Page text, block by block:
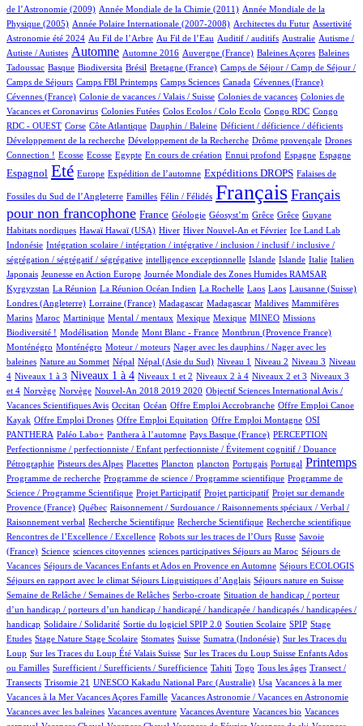
de l’Astronomie (2009)
3/998 Année Mondiale de la Chimie (2011)
15/998
Année Mondiale de la
Physique (2005)
5/998 Année Polaire Internationale (2007-2008)
5/998 Architectes du Futur
1/998 Assertivité
62/998
Astronomie été 2024
23/998 Au Fil de l’Arbre
16/998 Au Fil de l’Eau
1/998 Auditif / auditifs
3/998 Australie
1/998
Autisme /
Autiste / Autistes
460/998 Automne
3/998 Automne 2016
5/998 Auvergne (France)
1/998 Baleines Açores
2/998
Baleines
Tadoussac
1/998 Basque
103/998 Biodiversita
1/998 Brésil
12/998 Bretagne (France)
115/998
Camps de Séjour / Camp de Séjour /
Camps de Séjours
4/998 Camps FBI Printemps
17/998 Camps Sciences
4/998 Canada
3/998 Cévennes (France)
1/998
Cévennes (France)
1/998 Colonie de vacances / Valais / Suisse
2/998 Colonies de vacances
3/998
Colonies de
Vacances et Coronavirus
1/998 Colonies Futées
1/998 Colos Ecolos / Colo Ecolo
1/998 Congo RDC
3/998
Congo
RDC - OUEST
1/998 Corse
16/998 Côte Atlantique
1/998 Dauphin / Baleine
1/998 Déficient / déficience / déficients
1/998
Développement de la recherche
1/998 Développement de la Recherche
1/998 Drôme provençale
22/998
Drones
Connection !
2/998 Ecosse
2/998 Ecosse
1/998 Egypte
24/998 En cours de création
1/998 Ennui profond
16/998 Espagne
13/998 Espagne
247/998
Espagnol
756/998 Eté
13/998 Europe
193/998 Expédition de l’automne
285/998 Expéditions DROPS
3/998 Falaises de
Fossiles du Sud de l’Angleterre Familles Félin / Félidés Français Français
pour non francophone
316/998 France
45/998 Géologie
1/998 Géosyst’m
1/998 Grêce
1/998 Grêce
1/998 Guyane
3/998
Habitats nordiques
3/998 Hawaï
3/998 Hawaï (USA)
169/998 Hiver
28/998 Hiver Nouvel-An et Février
8/998 Ice Land Lab
1/998
Indonésie
1/998
Intégration scolaire / intégration / intégrative / inclusion / inclusif / inclusive /
ségrégation / ségrégatif / ségrégative
1/998 intelligence exceptionnelle
9/998 Islande
8/998 Islande
15/998 Italie
81/998 Italien
5/998
Japonais
2/998 Jeunesse en Action Europe
5/998 Journée Mondiale des Zones Humides RAMSAR
102/998
Kyrgyzstan
6/998 La Réunion
4/998 La Réunion Océan Indien
1/998 La Rochelle
1/998 Laos
1/998 Laos
2/998 Lausanne (Suisse)
53/998
Londres (Angleterre)
2/998 Lorraine (France)
3/998 Madagascar
3/998 Madagascar
1/998 Maldives
1/998
Mammifères
Marins
8/998 Maroc
9/998 Martinique
1/998 Mental / mentaux
1/998 Mexique
1/998 Mexique
41/998 MINEO
48/998
Missions
Biodiversité !
1/998 Modélisation
3/998 Monde
1/998 Mont Blanc - France
10/998 Montbrun (Provence France)
17/998
Monténégro
17/998 Monténégro
1/998 Moteur / moteurs
1/998
Nager avec les dauphins / Nager avec les
baleines
3/998 Nature au Sommet
19/998 Népal
19/998 Népal (Asie du Sud)
18/998 Niveau 1
10/998 Niveau 2
14/998 Niveau 3
118/998
Niveau
4
143/998
Niveaux 1 à 3
410/998 Niveaux 1 à 4
14/998 Niveaux 1 et 2
69/998 Niveaux 2 à 4
15/998 Niveaux 2 et 3
178/998
Niveaux 3
et 4
3/998Norvège
3/998 Norvège
24/998 Nouvel-An 2018 2019 2020
1/998
Objectif Sciences International Avis /
Vacances Scientifiques Avis
9/998 Occitan
189/998 Océan
1/998 Offre Emploi Accrobranche
1/998
Offre Emploi Canoe
Kayak
1/998Offre Emploi Drones
1/998 Offre Emploi Equitation
1/998 Offre Emploi Montagne
111/998
OSI
PANTHERA
103/998 Paléo Labo+
110/998 Panthera à l’automne
6/998 Pays Basque (France)
58/998 PERCEPTION
1/998
Perfectionnisme / perfectionniste / Enfant perfectionniste / Évitement cognitif / Douance
15/998
Pétrographie
8/998 Pisteurs des Alpes
3/998 Placettes
1/998 Plancton
1/998 plancton
11/998 Portugais
3/998 Portugal
470/998 Printemps
1/998
Programme de recherche
1/998 Programme de science / Programme scientifique
2/998
Programme de
Science / Programme Scientifique
1/998 Projet Participatif
1/998 Projet participatif
17/998 Projet sur demande
84/998
Provence (France)
5/998 Québec
1/998
Raisonnement / Surdouance / Raisonnements spéciaux / Verbal /
Raisonnement verbal
1/998 Recherche Scientifique
1/998 Recherche Scientifique
1/998 Recherche scientifique
1/998
Rencontres de l’Excellence / Excellence
5/998 Robots sur les traces de l’Ours
102/998 Russe
4/998
Savoie
(France)
16/998Science
1/998 sciences citoyennes
1/998 sciences participatives
2/998 Séjours au Maroc
100/998
Séjours de
Vacances
74/998 Séjours de Vacances Enfants et Ados en Provence en Automne
7/998 Séjours ECOLOGIS
15/998
Séjours en rapport avec le climat
67/998 Séjours Linguistiques d’Anglais
13/998 Séjours nature en Suisse
100/998
Semaine de Relâche / Semaines de Relâches
17/998 Serbo-croate
1/998
Situation de handicap / porteur
d’un handicap / porteurs d’un handicap / handicapé / handicapée / handicapés / handicapées /
handicap
2/998 Solidaire / Solidarité
3/998 Sortie du logiciel SPIP 2.0
73/998 Soutien Scolaire
3/998 SPIP
1/998
Stage
Etudes
1/998Stage Nature
16/998 Stage Scolaire
1/998 Stomates
192/998 Suisse
4/998 Sumatra (Indonésie)
2/998
Sur les Traces du
Loup
10/998Sur les Traces du Loup Été Valais Suisse
8/998
Sur les Traces du Loup Suisse Enfants Ados
ou Familles
1/998 Surefficient / Surefficients / Surefficience
57/998 Tahiti
7/998 Togo
12/998 Tous les âges
100/998
Transect /
Transects
1/998 Trisomie 21
3/998 UNESCO Kakadu National Parc (Australie)
18/998 Usa
1/998 Vacances à la mer
1/998
Vacances à la Mer
1/998 Vacances Açores Famille
62/998 Vacances Astronomie / Vacances en Astronomie
1/998
Vacances avec les baleines
1/998 Vacances aventure
16/998 Vacances Aventure
2/998 Vacances bio
1/998
Vacances